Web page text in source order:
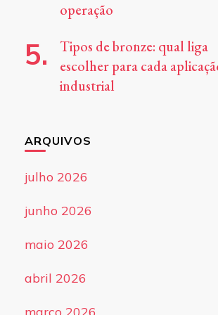
operação
Tipos de bronze: qual liga
escolher para cada
industrial
ARQUIVOS
julho 2026
junho 2026
maio 2026
abril 2026